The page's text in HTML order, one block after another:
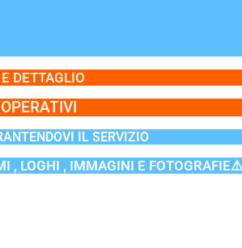
DETTAGLIO
IL SERVIZIO
, LOGHI , IMMAGINI E